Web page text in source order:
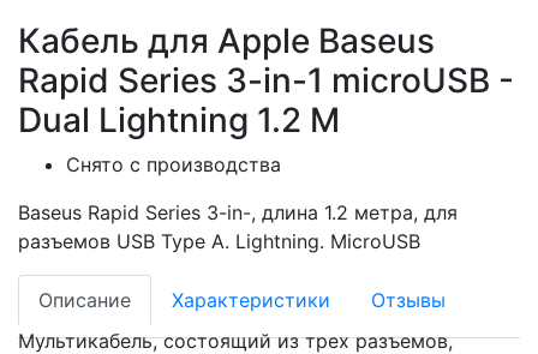
Кабель для Apple Baseus
Rapid Series 3-in-1 microUSB -
Dual Lightning 1.2 М
Снято с производства
Baseus Rapid Series 3-in-, длина 1.2 метра, для
разъемов USB Type A. Lightning. MicroUSB
Описание Характеристики
Отзывы
Мультикабель, состоящий из трех разъемов,